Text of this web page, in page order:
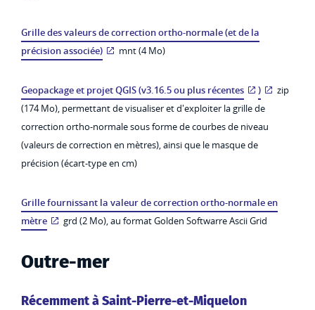
Grille des valeurs de correction ortho-normale (et de la
précision associée)
mnt (4 Mo)
Geopackage et projet QGIS (v3.16.5 ou plus récentes )
zip
(174 Mo), permettant de visualiser et d'exploiter la grille de
correction ortho-normale sous forme de courbes de niveau
(valeurs de correction en mètres), ainsi que le masque de
précision (écart-type en cm)
Grille fournissant la valeur de correction ortho-normale en
mètre
grd (2 Mo), au format Golden Softwarre Ascii Grid
Outre-mer
Récemment à Saint-Pierre-et-Miquelon